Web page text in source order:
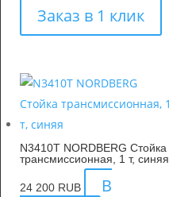
Заказ в 1 клик
N3410T NORDBERG Стойка
трансмиссионная, 1 т, синяя
24 200 RUB
В